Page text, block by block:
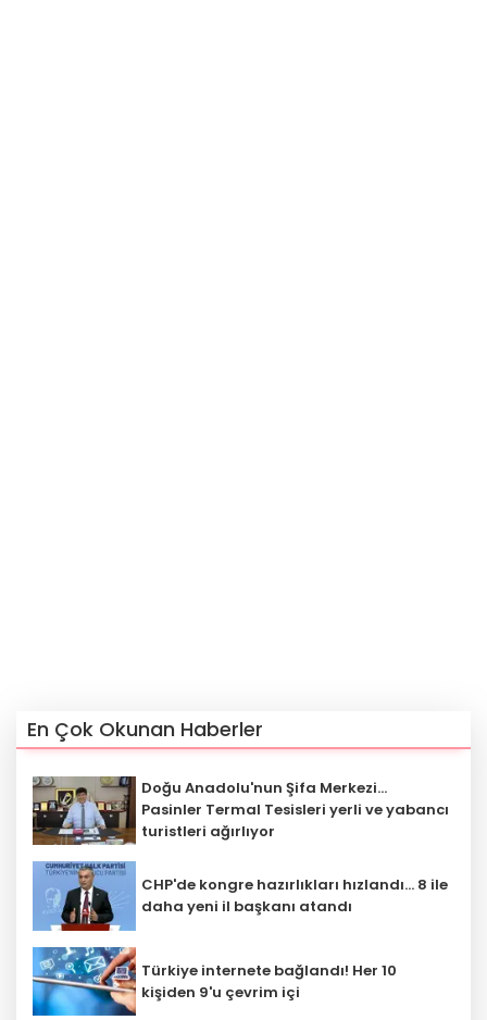
En Çok Okunan Haberler
Doğu Anadolu'nun Şifa Merkezi...
Pasinler Termal Tesisleri yerli ve yabancı
turistleri ağırlıyor
CHP'de kongre hazırlıkları hızlandı... 8 ile
daha yeni il başkanı atandı
Türkiye internete bağlandı! Her 10
kişiden 9'u çevrim içi